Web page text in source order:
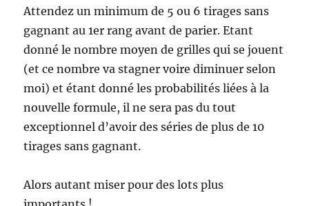
Attendez un minimum de 5 ou 6 tirages sans
gagnant au 1er rang avant de parier. Etant
donné le nombre moyen de grilles qui se jouent
(et ce nombre va stagner voire diminuer selon
moi) et étant donné les probabilités liées à la
nouvelle formule, il ne sera pas du tout
exceptionnel d’avoir des séries de plus de 10
tirages sans gagnant.
Alors autant miser pour des lots plus